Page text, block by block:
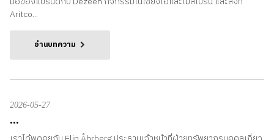
Aritco...
อ่านบทความ
2026-05-27
...